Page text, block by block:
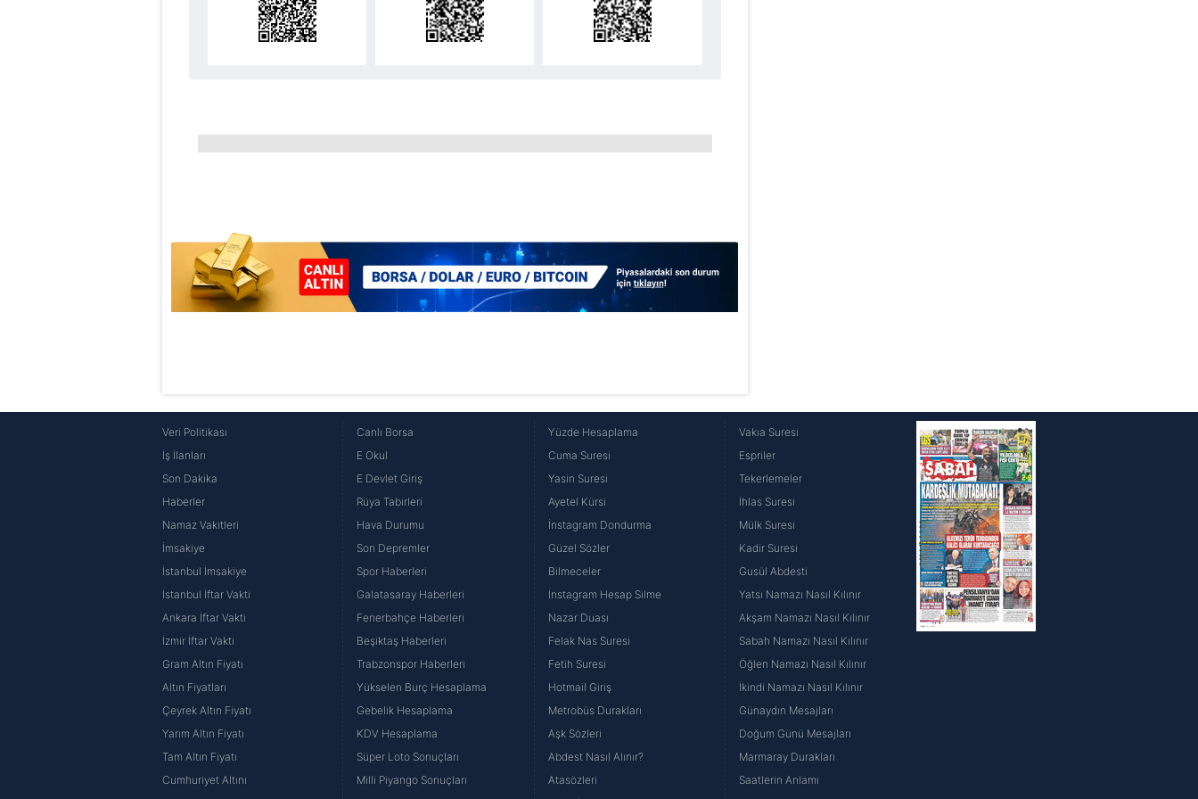
Veri Politikası
İş İlanları
Son Dakika
Haberler
Namaz Vakitleri
İmsakiye
İstanbul İmsakiye
İstanbul İftar Vakti
Ankara İftar Vakti
İzmir İftar Vakti
Gram Altın Fiyatı
Altın Fiyatları
Çeyrek Altın Fiyatı
Yarım Altın Fiyatı
Tam Altın Fiyatı
Cumhuriyet Altını
Canlı Borsa
E Okul
E Devlet Giriş
Rüya Tabirleri
Hava Durumu
Son Depremler
Spor Haberleri
Galatasaray Haberleri
Fenerbahçe Haberleri
Beşiktaş Haberleri
Trabzonspor Haberleri
Yükselen Burç Hesaplama
Gebelik Hesaplama
KDV Hesaplama
Süper Loto Sonuçları
Milli Piyango Sonuçları
Yüzde Hesaplama
Cuma Suresi
Yasin Suresi
Ayetel Kürsi
İnstagram Dondurma
Güzel Sözler
Bilmeceler
İnstagram Hesap Silme
Nazar Duası
Felak Nas Suresi
Fetih Suresi
Hotmail Giriş
Metrobüs Durakları
Aşk Sözleri
Abdest Nasıl Alınır?
Atasözleri
Vakıa Suresi
Espriler
Tekerlemeler
İhlas Suresi
Mülk Suresi
Kadir Suresi
Gusül Abdesti
Yatsı Namazı Nasıl Kılınır
Akşam Namazı Nasıl Kılınır
Sabah Namazı Nasıl Kılınır
Öğlen Namazı Nasıl Kılınır
İkindi Namazı Nasıl Kılınır
Günaydın Mesajları
Doğum Günü Mesajları
Marmaray Durakları
Saatlerin Anlamı